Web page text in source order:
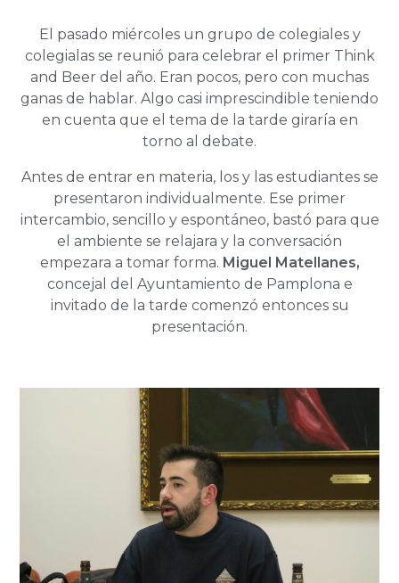
El pasado miércoles un grupo de colegiales y
colegialas se reunió para celebrar el primer Think
and Beer del año. Eran pocos, pero con muchas
ganas de hablar. Algo casi imprescindible teniendo
en cuenta que el tema de la tarde giraría en
torno al debate.
Antes de entrar en materia, los y las estudiantes se
presentaron individualmente. Ese primer
intercambio, sencillo y espontáneo, bastó para que
el ambiente se relajara y la conversación
empezara a tomar forma. Miguel Matellanes,
concejal del Ayuntamiento de Pamplona e
invitado de la tarde comenzó entonces su
presentación.